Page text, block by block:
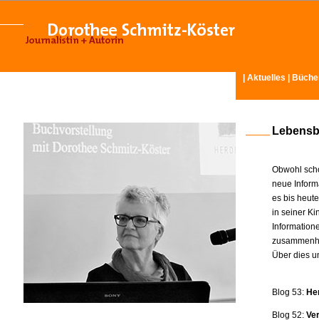
Aktuelles
Obwohl
neue
es bis
in seiner
Über dies
Blog 53:
Blog 52: